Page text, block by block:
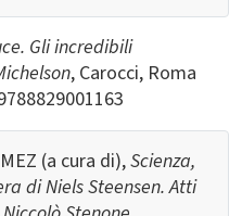
Gli incredibili
, Carocci, Roma
(a cura di),Scienza,
di Niels Steensen. Atti